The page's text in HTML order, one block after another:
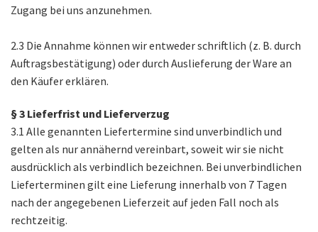
Zugang bei uns anzunehmen.
2.3 Die Annahme können wir entweder schriftlich (z. B. durch
Auftragsbestätigung) oder durch Auslieferung der Ware an
den Käufer erklären.
§ 3 Lieferfrist und Lieferverzug
3.1 Alle genannten Liefertermine sind unverbindlich und
gelten als nur annähernd vereinbart, soweit wir sie nicht
ausdrücklich als verbindlich bezeichnen. Bei unverbindlichen
Lieferterminen gilt eine Lieferung innerhalb von 7 Tagen
nach der angegebenen Lieferzeit auf jeden Fall noch als
rechtzeitig.